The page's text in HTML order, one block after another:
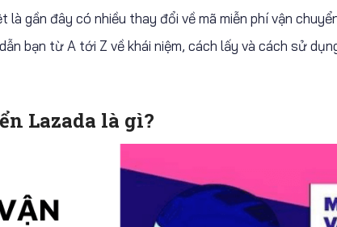
gần đây có nhiều thay đổi về mã miễn phí vận
bạn từ A tới Z về khái niệm, cách lấy và cách sử
Lazada là gì?